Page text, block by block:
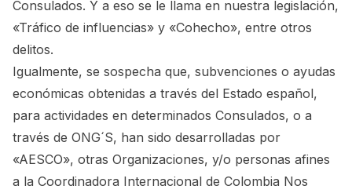
Consulados. Y a eso se le llama en nuestra legislación,
«Tráfico de influencias» y «Cohecho», entre otros
delitos.
Igualmente, se sospecha que, subvenciones o ayudas
económicas obtenidas a través del Estado español,
para actividades en determinados Consulados, o a
través de ONG´S, han sido desarrolladas por
«AESCO», otras Organizaciones, y/o personas afines
a la Coordinadora Internacional de Colombia Nos